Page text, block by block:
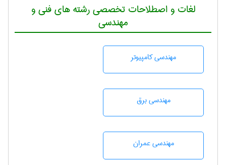
لغات و اصطلاحات تخصصی رشته های فنی و
مهندسی
مهندسی كامپيوتر
مهندسی برق
مهندسی عمران